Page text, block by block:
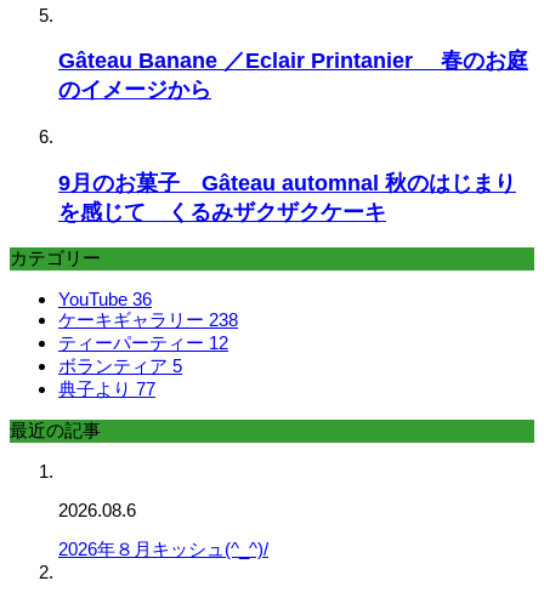
Gâteau Banane ／Eclair Printanier 春のお庭
のイメージから
9月のお菓子 Gâteau automnal 秋のはじまり
を感じて くるみザクザクケーキ
カテゴリー
YouTube 36
ケーキギャラリー 238
ティーパーティー 12
ボランティア 5
典子より 77
最近の記事
2026.08.6
2026年８月キッシュ(^_^)/